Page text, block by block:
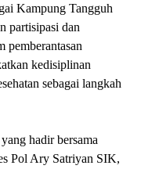
Kampung Tangguh
partisipasi dan
pemberantasan
kedisiplinan
sebagai langkah
hadir bersama
Pol Ary Satriyan SIK,